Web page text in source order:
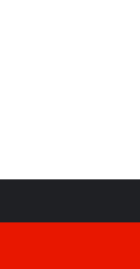
लेंगे विभागीय